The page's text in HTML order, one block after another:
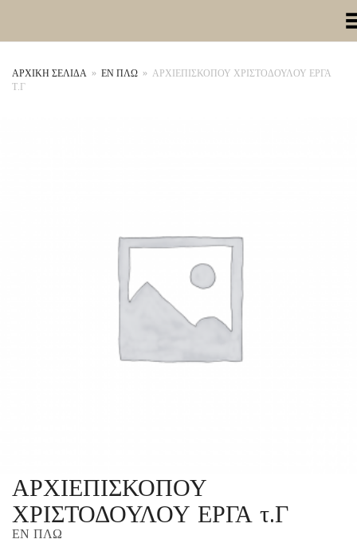
Toggle
ΑΡΧΙΚΉ ΣΕΛΊΔΑ » ΕΝ ΠΛΩ » ΑΡΧΙΕΠΙΣΚΟΠΟΥ ΧΡΙΣΤΟΔΟΥΛΟΥ ΕΡΓΑ
Τ.Γ
ΑΡΧΙΕΠΙΣΚΟΠΟΥ
ΧΡΙΣΤΟΔΟΥΛΟΥ ΕΡΓΑ τ.Γ
ΕΝ ΠΛΩ